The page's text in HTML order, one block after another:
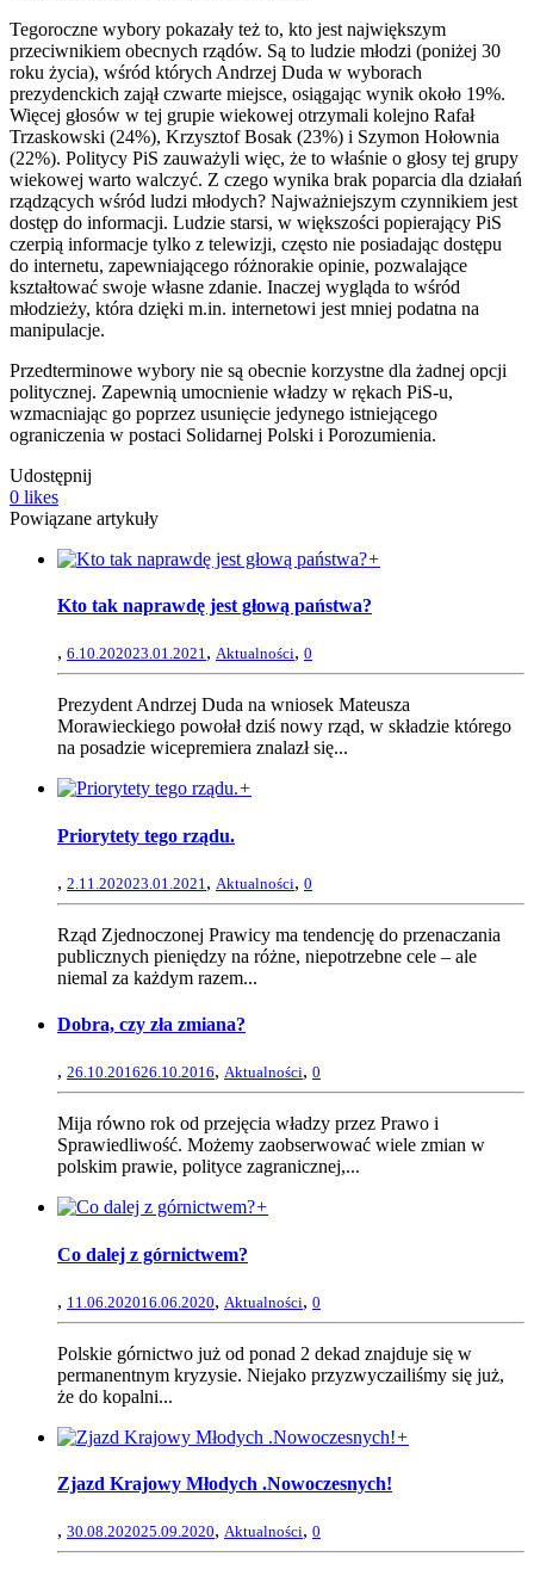
Tegoroczne wybory pokazały też to, kto jest największym
przeciwnikiem obecnych rządów. Są to ludzie młodzi (poniżej 30
roku życia), wśród których Andrzej Duda w wyborach
prezydenckich zajął czwarte miejsce, osiągając wynik około 19%.
Więcej głosów w tej grupie wiekowej otrzymali kolejno Rafał
Trzaskowski (24%), Krzysztof Bosak (23%) i Szymon Hołownia
(22%). Politycy PiS zauważyli więc, że to właśnie o głosy tej grupy
wiekowej warto walczyć. Z czego wynika brak poparcia dla działań
rządzących wśród ludzi młodych? Najważniejszym czynnikiem jest
dostęp do informacji. Ludzie starsi, w większości popierający PiS
czerpią informacje tylko z telewizji, często nie posiadając dostępu
do internetu, zapewniającego różnorakie opinie, pozwalające
kształtować swoje własne zdanie. Inaczej wygląda to wśród
młodzieży, która dzięki m.in. internetowi jest mniej podatna na
manipulacje.
Przedterminowe wybory nie są obecnie korzystne dla żadnej opcji
politycznej. Zapewnią umocnienie władzy w rękach PiS-u,
wzmacniając go poprzez usunięcie jedynego istniejącego
ograniczenia w postaci Solidarnej Polski i Porozumienia.
Udostępnij
0 likes
Powiązane artykuły
+
Kto tak naprawdę jest głową państwa?
, 6.10.202023.01.2021, Aktualności, 0
Prezydent Andrzej Duda na wniosek Mateusza
Morawieckiego powołał dziś nowy rząd, w składzie którego
na posadzie wicepremiera znalazł się...
+
Priorytety tego rządu.
, 2.11.202023.01.2021 , Aktualności, 0
Rząd Zjednoczonej Prawicy ma tendencję do przenaczania
publicznych pieniędzy na różne, niepotrzebne cele – ale
niemal za każdym razem...
Dobra, czy zła zmiana?
, 26.10.201626.10.2016, Aktualności, 0
Mija równo rok od przejęcia władzy przez Prawo i
Sprawiedliwość. Możemy zaobserwować wiele zmian w
polskim prawie, polityce zagranicznej,...
+
Co dalej z górnictwem?
, 11.06.202016.06.2020, Aktualności, 0
Polskie górnictwo już od ponad 2 dekad znajduje się w
permanentnym kryzysie. Niejako przyzwyczailiśmy się już,
że do kopalni...
+
Zjazd Krajowy Młodych .Nowoczesnych!
, 30.08.202025.09.2020, Aktualności, 0